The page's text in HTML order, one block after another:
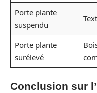
Porte plante
suspendu
Porte plante
surélevé
Conclusion sur